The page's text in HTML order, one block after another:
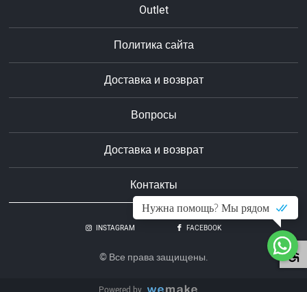
Outlet
Политика сайта
Доставка и возврат
Вопросы
Доставка и возврат
Контакты
© Все права защищены.
INSTAGRAM FACEBOOK
Нужна помощь? Мы рядом